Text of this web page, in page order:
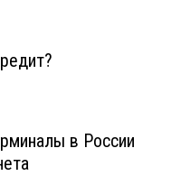
в России